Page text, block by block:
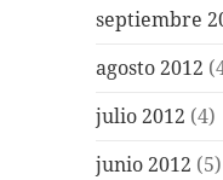
septiembre
agosto 2012
julio 2012 (4)
junio 2012 (5)